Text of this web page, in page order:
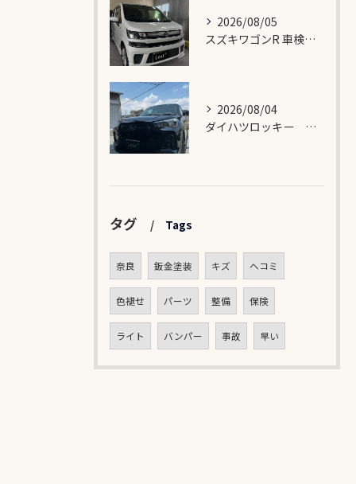
2026/08/05
スズキワゴンR 車検入庫🛠️
2026/08/04
ダイハツロッキー バンパー修理🛠️
タグ Tags
奈良 鈑金塗装 キズ ヘコミ
色褪せ パーツ 整備 保険
ライト バンパー 事故 早い